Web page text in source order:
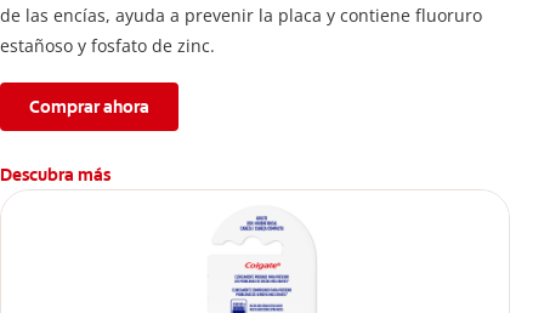
de las encías, ayuda a prevenir la placa y contiene fluoruro
estañoso y fosfato de zinc.
Comprar ahora
Descubra más